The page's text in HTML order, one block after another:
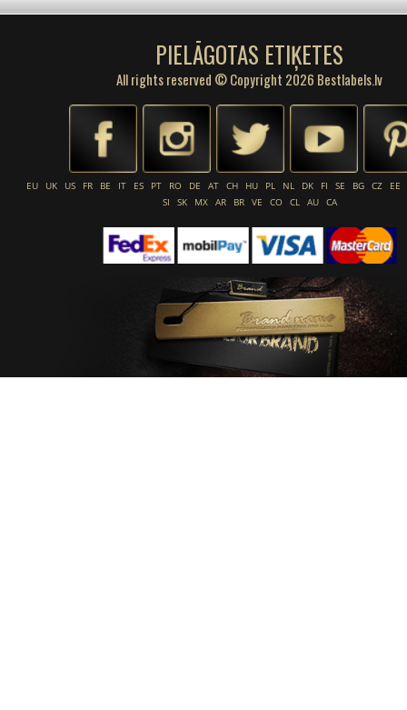
PIELĀGOTAS ETIĶETES
All rights reserved © Copyright 2026 Bestlabels.lv
EU UK US FR BE IT ES PT RO DE AT CH HU PL NL DK FI SE BG CZ
EE
SI
SK MX AR BR VE CO CL AU CA